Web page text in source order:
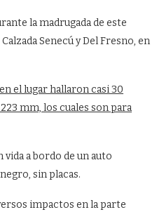
la madrugada de este
Senecú y Del Fresno, en
el lugar hallaron casi 30
mm, los cuales son para
a bordo de un auto
sin placas.
impactos en la parte